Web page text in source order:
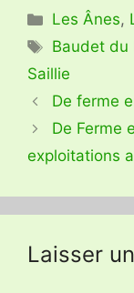
Catégories
Les Ânes,
Étiquettes
Baudet du
Saillie
De ferme
De Ferme
exploitations
Laisser